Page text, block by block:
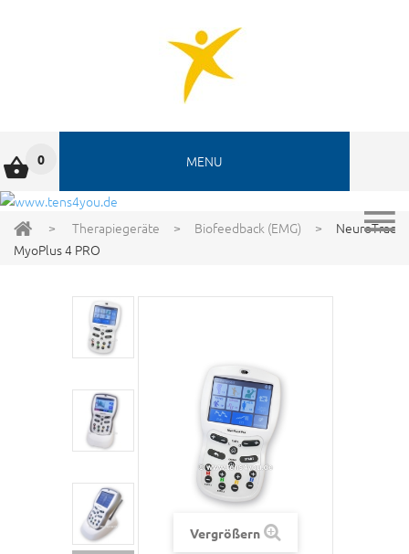
0 MENU
> Therapiegeräte > Biofeedback (EMG) >
NeuroTrac
MyoPlus 4 PRO
Vergrößern